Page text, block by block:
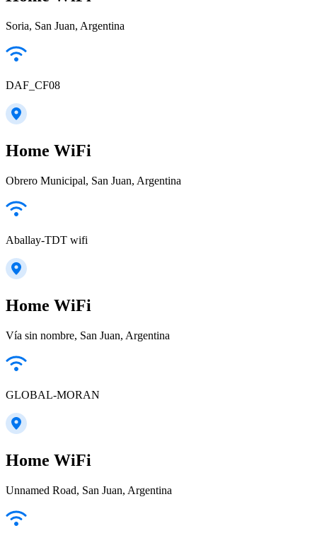
Soria, San Juan, Argentina
DAF_CF08
Home WiFi
Obrero Municipal, San Juan, Argentina
Aballay-TDT wifi
Home WiFi
Vía sin nombre, San Juan, Argentina
GLOBAL-MORAN
Home WiFi
Unnamed Road, San Juan, Argentina